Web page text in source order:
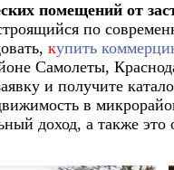
помещений от
по
купить
Самолеты,
и получите
в
доход, а также